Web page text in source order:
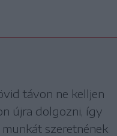
távon ne kelljen
újra dolgozni, így
szeretnének